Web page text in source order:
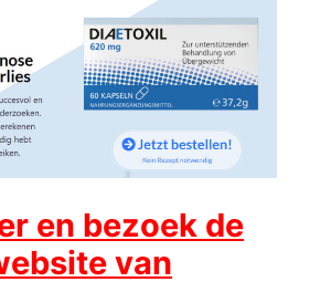
en bezoek de
van